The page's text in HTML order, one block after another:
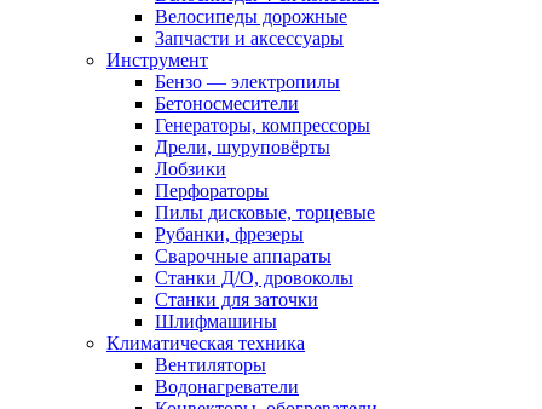
Велосипеды дорожные
Запчасти и аксессуары
Инструмент
Бензо — электропилы
Бетоносмесители
Генераторы, компрессоры
Дрели, шуруповёрты
Лобзики
Перфораторы
Пилы дисковые, торцевые
Рубанки, фрезеры
Сварочные аппараты
Станки Д/О, дровоколы
Станки для заточки
Шлифмашины
Климатическая техника
Вентиляторы
Водонагреватели